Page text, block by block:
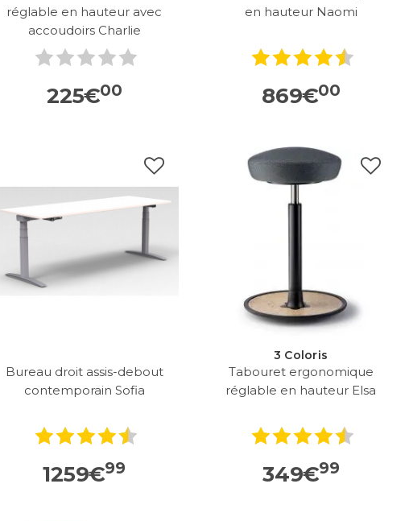
réglable en hauteur avec
accoudoirs Charlie
225€00
en hauteur Naomi
869€00
Bureau droit assis-debout
contemporain Sofia
1259€99
3 Coloris
Tabouret ergonomique
réglable en hauteur Elsa
349€99